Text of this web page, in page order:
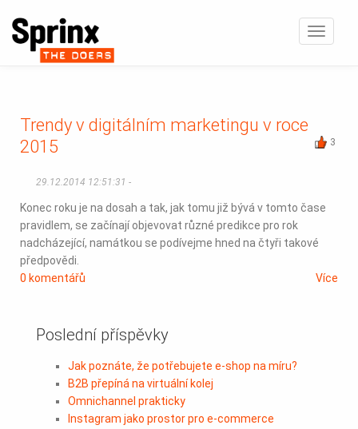
3
Trendy v digitálním marketingu v roce
2015
29.12.2014 12:51:31 -
Konec roku je na dosah a tak, jak tomu již bývá v tomto čase
pravidlem, se začínají objevovat různé predikce pro rok
nadcházející, namátkou se podívejme hned na čtyři takové
předpovědi.
0 komentářů
Více
Poslední příspěvky
Jak poznáte, že potřebujete e-shop na míru?
B2B přepíná na virtuální kolej
Omnichannel prakticky
Instagram jako prostor pro e-commerce